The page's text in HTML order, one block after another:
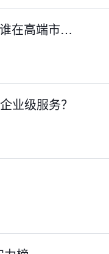
在高端市…
业级服务？